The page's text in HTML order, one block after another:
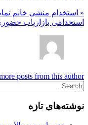
« استخدام منشی خانم
استخدامی بازاریاب
posts from this author
نوشته‌های تازه